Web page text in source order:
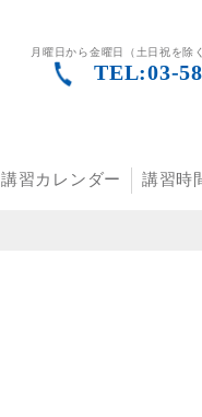
月曜日から金曜日（土日祝を除
TEL:03-
講習カレンダー 講習時